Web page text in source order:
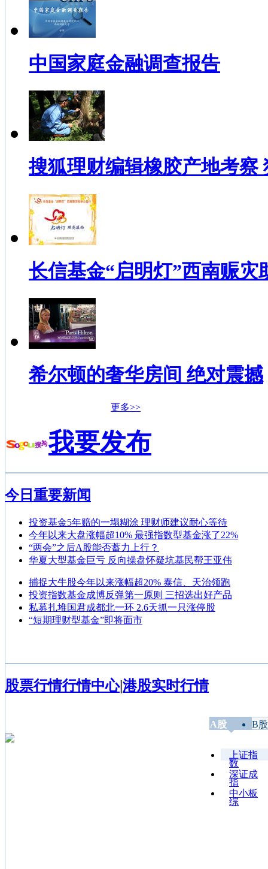
中国家庭金融调查报告
搜狐理财编辑橡胶产地考察
长信基金“启明灯”西南赈灾
希尔顿的奢华房间 绝对震撼
更多>>
我要发布
今日重要新闻
投资基金5年赔的一塌糊涂 理财师建议耐心等待
今年以来大盘涨幅超10% 最强指数型基金涨了22%
“两会”之后A股能否蓄力上行？
华夏大型基金巨亏 反向操盘怀疑坑基民帮王亚伟
捕捉大牛股今年以来涨幅超20% 泰信、天治领跑
投资指数基金成博反弹第一原则 三招选出好产品
私募扎堆国君成都北一环 2.6天抓一只涨停股
“短期理财型基金”即将面市
股票行情行情中心|港股实时行情
A股 B股
上证指
数
深证成
指
中小板
综